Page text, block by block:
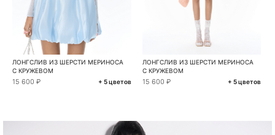
ЛОНГСЛИВ ИЗ ШЕРСТИ МЕРИНОСА
С КРУЖЕВОМ
15 600 ₽ + 5 цветов
ЛОНГСЛИВ ИЗ ШЕРСТИ МЕРИНОСА
С КРУЖЕВОМ
15 600 ₽ + 5 цветов